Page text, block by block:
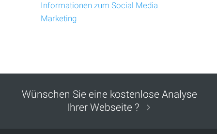
Informationen zum Social Media
Marketing
Wünschen Sie eine kostenlose Analyse
Ihrer Webseite ?